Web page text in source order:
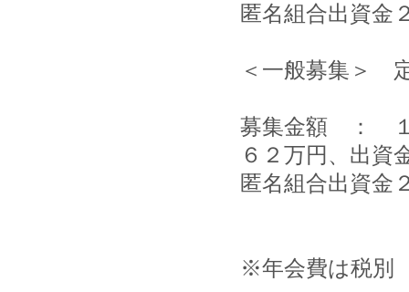
匿名組合出資金
＜一般募集＞
募集金額 ：
６２万円、出
匿名組合出資金
※年会費は税別